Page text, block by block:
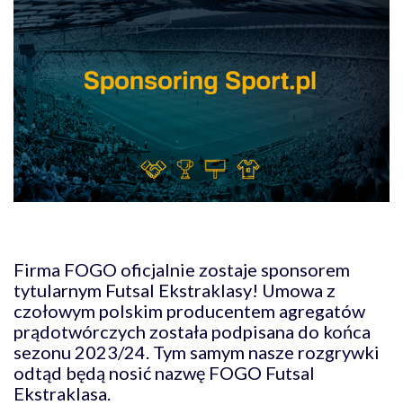
Firma FOGO oficjalnie zostaje sponsorem
tytularnym Futsal Ekstraklasy! Umowa z
czołowym polskim producentem agregatów
prądotwórczych została podpisana do końca
sezonu 2023/24. Tym samym nasze rozgrywki
odtąd będą nosić nazwę FOGO Futsal
Ekstraklasa.